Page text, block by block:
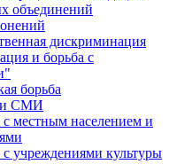
объединений
дискриминация
и борьба с
борьба
и СМИ
местным населением и
учреждениями культуры